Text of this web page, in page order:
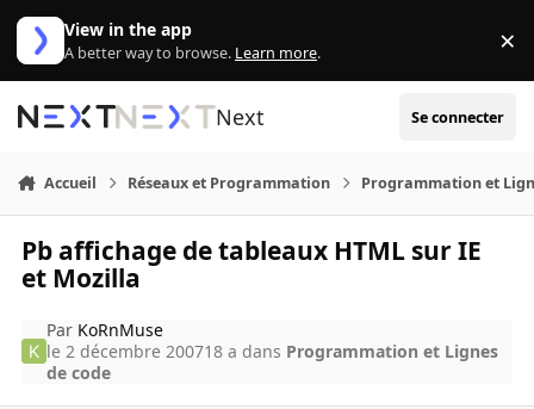
Aller au contenu
View in the app
A better way to browse. Learn more. ×
Next Se connecter
Accueil Réseaux et Programmation Programmation et
Pb affichage de tableaux HTML sur IE
et Mozilla
Par KoRnMuse
le 2 décembre 200718 a dans Programmation et Lignes
de code